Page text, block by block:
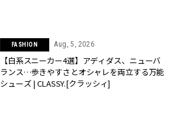
FASHION Aug, 5, 2026
【白系スニーカー4選】アディダス、ニューバ
ランス…歩きやすさとオシャレを両立する万能
シューズ | CLASSY.[クラッシィ]